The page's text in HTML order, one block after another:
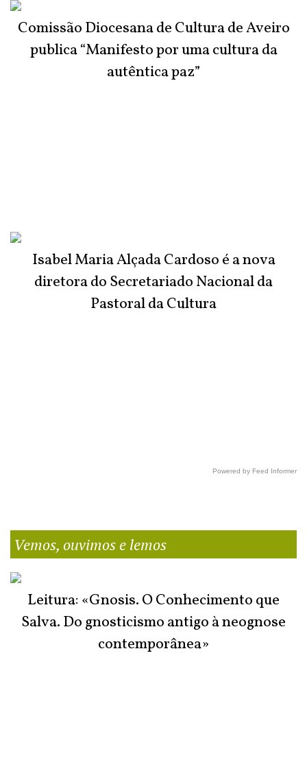
Comissão Diocesana de Cultura de Aveiro
publica “Manifesto por uma cultura da
autêntica paz”
Isabel Maria Alçada Cardoso é a nova
diretora do Secretariado Nacional da
Pastoral da Cultura
Powered by Feed Informer
Vemos, ouvimos e lemos
Leitura: «Gnosis. O Conhecimento que
Salva. Do gnosticismo antigo à neognose
contemporânea»